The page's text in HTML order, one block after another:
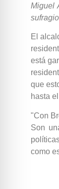
Miguel
El
está
que
hasta
"Con
Son
como